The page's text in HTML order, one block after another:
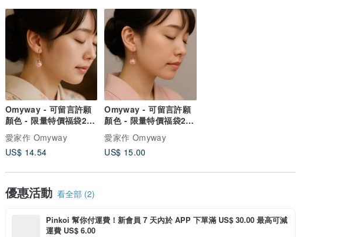
Omyway - 可留言許願
顏色 - 限量特價福袋2件
裝耳夾包
愛家作 Omyway
US$ 14.54
Omyway - 可留言許願
顏色 - 限量特價福袋2件
裝耳夾
愛家作 Omyway
US$ 15.00
優惠活動 看全部 (2)
Pinkoi 幫你付運費！新會員 7 天內於 APP 下單滿 US$ 30.00 最高可減
運費 US$ 6.00